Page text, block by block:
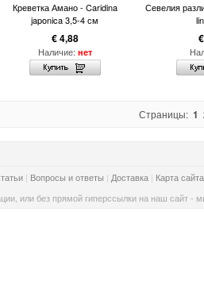
Креветка Амано - Caridina
japonica 3,5-4 см
€ 4,88
Наличие: нет
Севелия
Страницы: 1
| Вопросы и ответы | Доставка | Карта сайта
или без прямой гиперссылки на наш сайт -